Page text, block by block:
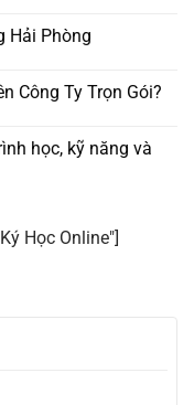
Hải Phòng
Công Ty Trọn Gói?
học, kỹ năng và
Học Online"]